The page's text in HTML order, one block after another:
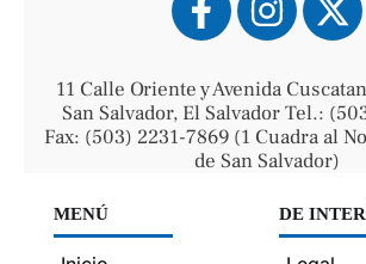
11 Calle Oriente y Avenida
San Salvador, El Salvador Tel.:
Fax: (503) 2231-7869 (1 Cuadra al
de San Salvador)
MENÚ DE